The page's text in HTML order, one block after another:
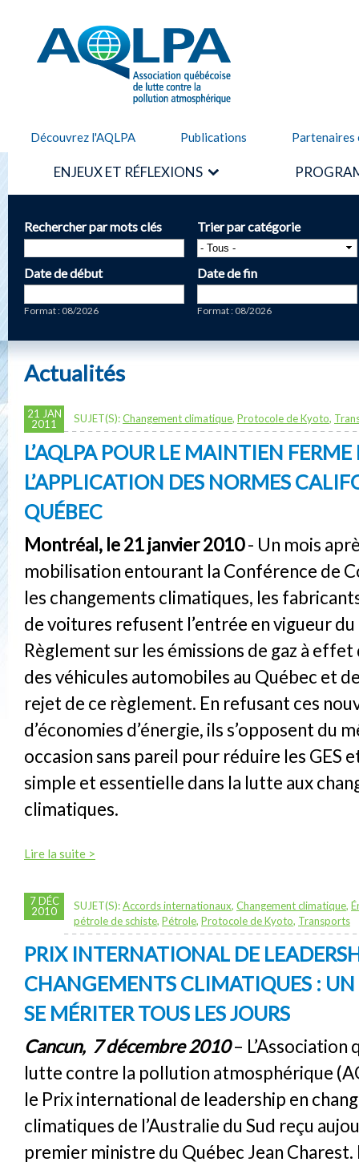
AQLPA
Découvrez l'AQLPA Publications Partenaires
ENJEUX ET RÉFLEXIONS
Rechercher par mots clés Trier par catégorie
Date de début
Format : 08/2026
Date de fin
Format : 08/2026
Actualités
21 JAN
2011
SUJET(S):Changement climatique, Protocole de Kyoto,
L’AQLPA POUR LE MAINTIEN FERME
L’APPLICATION DES NORMES
QUÉBEC
Montréal, le 21 janvier 2010- Un mois
mobilisation entourant la Conférence de
les changements climatiques, les
de voitures refusent l’entrée en vigueur du
Règlement sur les émissions de gaz à effet
des véhicules automobiles au Québec et
rejet de ce règlement. En refusant ces
d’économies d’énergie, ils s’opposent du
occasion sans pareil pour réduire les GES
simple et essentielle dans la lutte aux
climatiques.
Lire la suite >
7 DÉC
2010
SUJET(S):Accords internationaux, Changement climatique,
pétrole de schiste, Pétrole, Protocole de Kyoto, Transports
PRIX INTERNATIONAL DE
CHANGEMENTS CLIMATIQUES :
SE MÉRITER TOUS LES JOURS
Cancun, 7 décembre 2010– L’Association
lutte contre la pollution atmosphérique
le Prix international de leadership en
climatiques de l’Australie du Sud reçu
premier ministre du Québec Jean